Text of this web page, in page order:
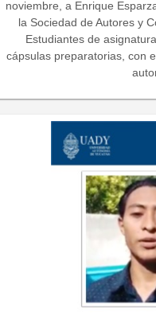
noviembre, a Enrique
la Sociedad de Autores y
Estudiantes de
cápsulas preparatorias, con